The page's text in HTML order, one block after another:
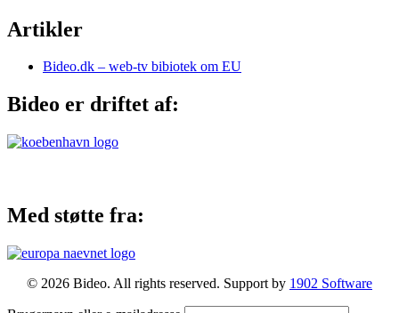
Artikler
Bideo.dk – web-tv bibiotek om EU
Bideo er driftet af:
Med støtte fra:
© 2026 Bideo. All rights reserved. Support by 1902 Software